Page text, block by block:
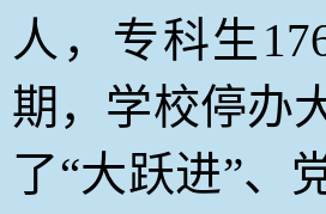
人，专科生
期，学校停办
了“大跃进”、